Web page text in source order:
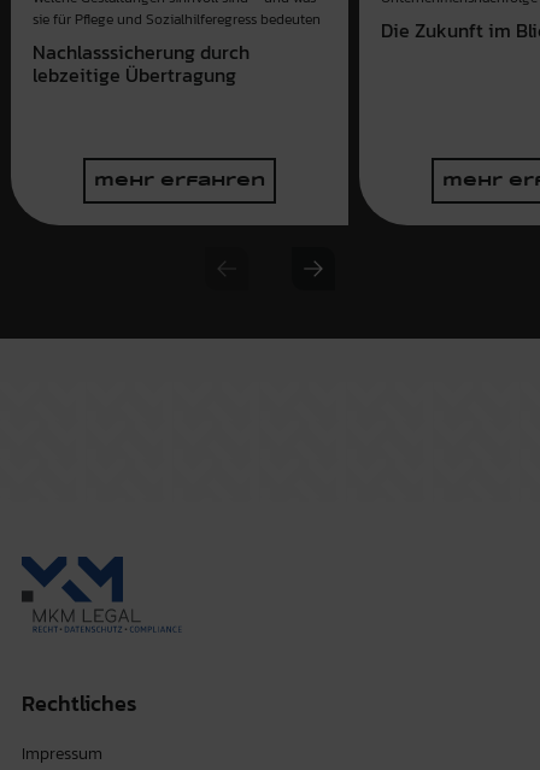
sie für Pflege und Sozialhilferegress bedeuten
Nachlasssicherung durch
lebzeitige Übertragung
mehr erfahren
Die Zukunft im
mehr
Previous slide
Next slide
Rechtliches
Impressum